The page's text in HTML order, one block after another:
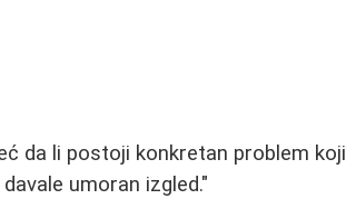
da li postoji konkretan problem koji
umoran izgled."